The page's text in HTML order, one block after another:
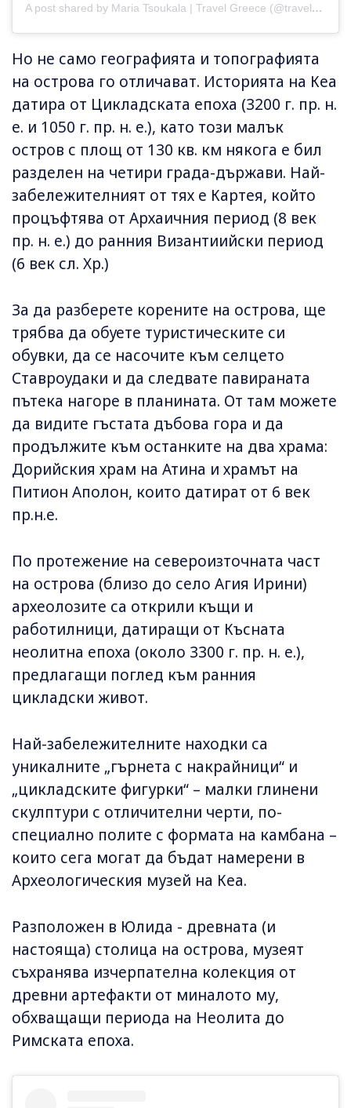
A post shared by Maria Tsoukala | Travel Greece (@travelgreece)
Но не само географията и топографията
на острова го отличават. Историята на Кеа
датира от Цикладската епоха (3200 г. пр. н.
е. и 1050 г. пр. н. е.), като този малък
остров с площ от 130 кв. км някога е бил
разделен на четири града-държави. Най-
забележителният от тях е Картея, който
процъфтява от Архаичния период (8 век
пр. н. е.) до ранния Византиийски период
(6 век сл. Хр.)
За да разберете корените на острова, ще
трябва да обуете туристическите си
обувки, да се насочите към селцето
Ставроудаки и да следвате павираната
пътека нагоре в планината. От там можете
да видите гъстата дъбова гора и да
продължите към останките на два храма:
Дорийския храм на Атина и храмът на
Питион Аполон, които датират от 6 век
пр.н.е.
По протежение на североизточната част
на острова (близо до село Агия Ирини)
археолозите са открили къщи и
работилници, датиращи от Късната
неолитна епоха (около 3300 г. пр. н. е.),
предлагащи поглед към ранния
цикладски живот.
Най-забележителните находки са
уникалните „гърнета с накрайници“ и
„цикладските фигурки“ – малки глинени
скулптури с отличителни черти, по-
специално полите с формата на камбана –
които сега могат да бъдат намерени в
Археологическия музей на Кеа.
Разположен в Юлида - древната (и
настояща) столица на острова, музеят
съхранява изчерпателна колекция от
древни артефакти от миналото му,
обхващащи периода на Неолита до
Римската епоха.